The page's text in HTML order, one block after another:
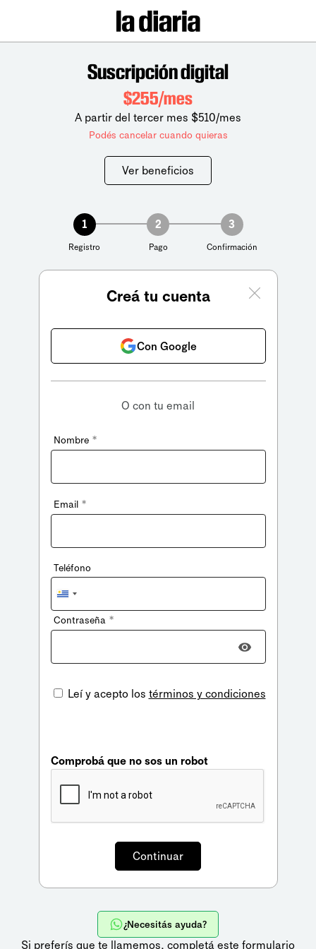
Suscripción digital
$255/mes
A partir del tercer mes $510/mes
Podés cancelar cuando quieras
Ver beneficios
1
Registro
2
Pago
3
Confirmación
Creá tu cuenta
Con Google
O con tu email
Nombre *
Email *
Teléfono
Uruguay
+598
Contraseña *
Leí y acepto los términos y condiciones
Comprobá que no sos un robot
¿Necesitás ayuda?
Si preferís que te llamemos, completá este formulario